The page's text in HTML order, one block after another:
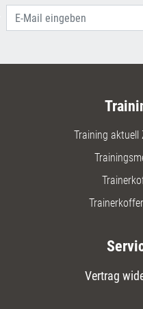
Training aktuell
Vertrag